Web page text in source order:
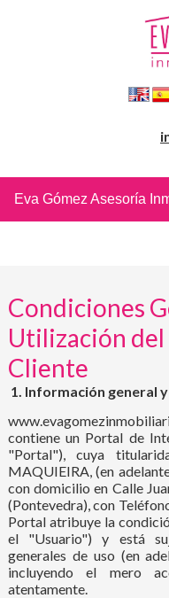
Eva Gómez Asesoría
Condiciones
Utilización
Cliente
1. Información general
contiene un Portal de
"Portal"), cuya
MAQUIEIRA, (en
con domicilio en Calle
(Pontevedra), con
Portal atribuye la
el "Usuario") y está
generales de uso (en
incluyendo el mero
atentamente.